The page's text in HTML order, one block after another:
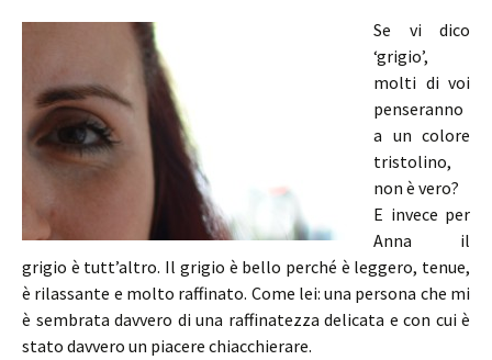
Se vi dico
‘grigio’,
molti di voi
penseranno
a un colore
tristolino,
non è vero?
E invece per
Anna il
grigio è tutt’altro. Il grigio è bello perché è leggero, tenue,
è rilassante e molto raffinato. Come lei: una persona che mi
è sembrata davvero di una raffinatezza delicata e con cui è
stato davvero un piacere chiacchierare.